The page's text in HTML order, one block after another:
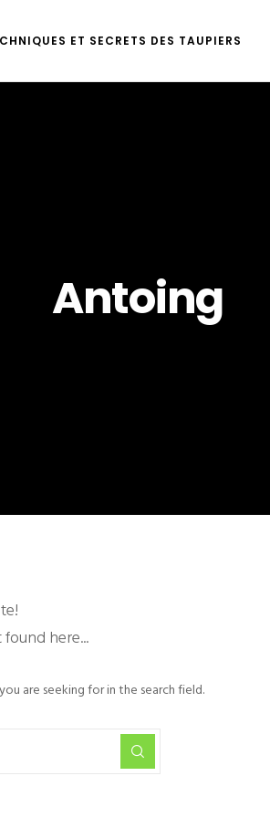
ET SECRETS DES TAUPIERS
Antoing
here...
are seeking for in the search field.